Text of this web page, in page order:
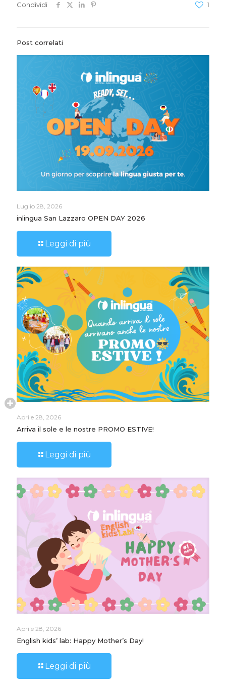
Condividi 1
Post correlati
Luglio 28, 2026
inlingua San Lazzaro OPEN DAY 2026
Leggi di più
Aprile 28, 2026
Arriva il sole e le nostre PROMO ESTIVE!
Leggi di più
Aprile 28, 2026
English kids’ lab: Happy Mother’s Day!
Leggi di più